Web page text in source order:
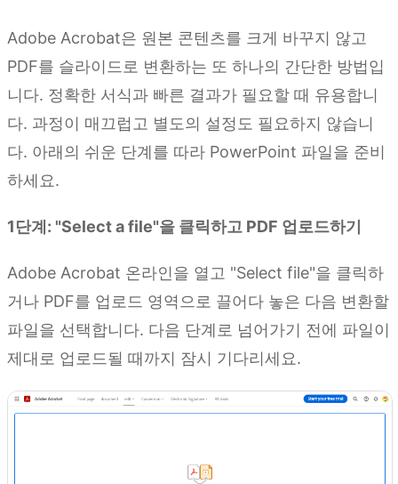
Adobe Acrobat은 원본 콘텐츠를 크게 바꾸지 않고
PDF를 슬라이드로 변환하는 또 하나의 간단한 방법입
니다. 정확한 서식과 빠른 결과가 필요할 때 유용합니
다. 과정이 매끄럽고 별도의 설정도 필요하지 않습니
다. 아래의 쉬운 단계를 따라 PowerPoint 파일을 준비
하세요.
1단계: "Select a file"을 클릭하고 PDF 업로드하기
Adobe Acrobat 온라인을 열고 "Select file"을 클릭하
거나 PDF를 업로드 영역으로 끌어다 놓은 다음 변환할
파일을 선택합니다. 다음 단계로 넘어가기 전에 파일이
제대로 업로드될 때까지 잠시 기다리세요.